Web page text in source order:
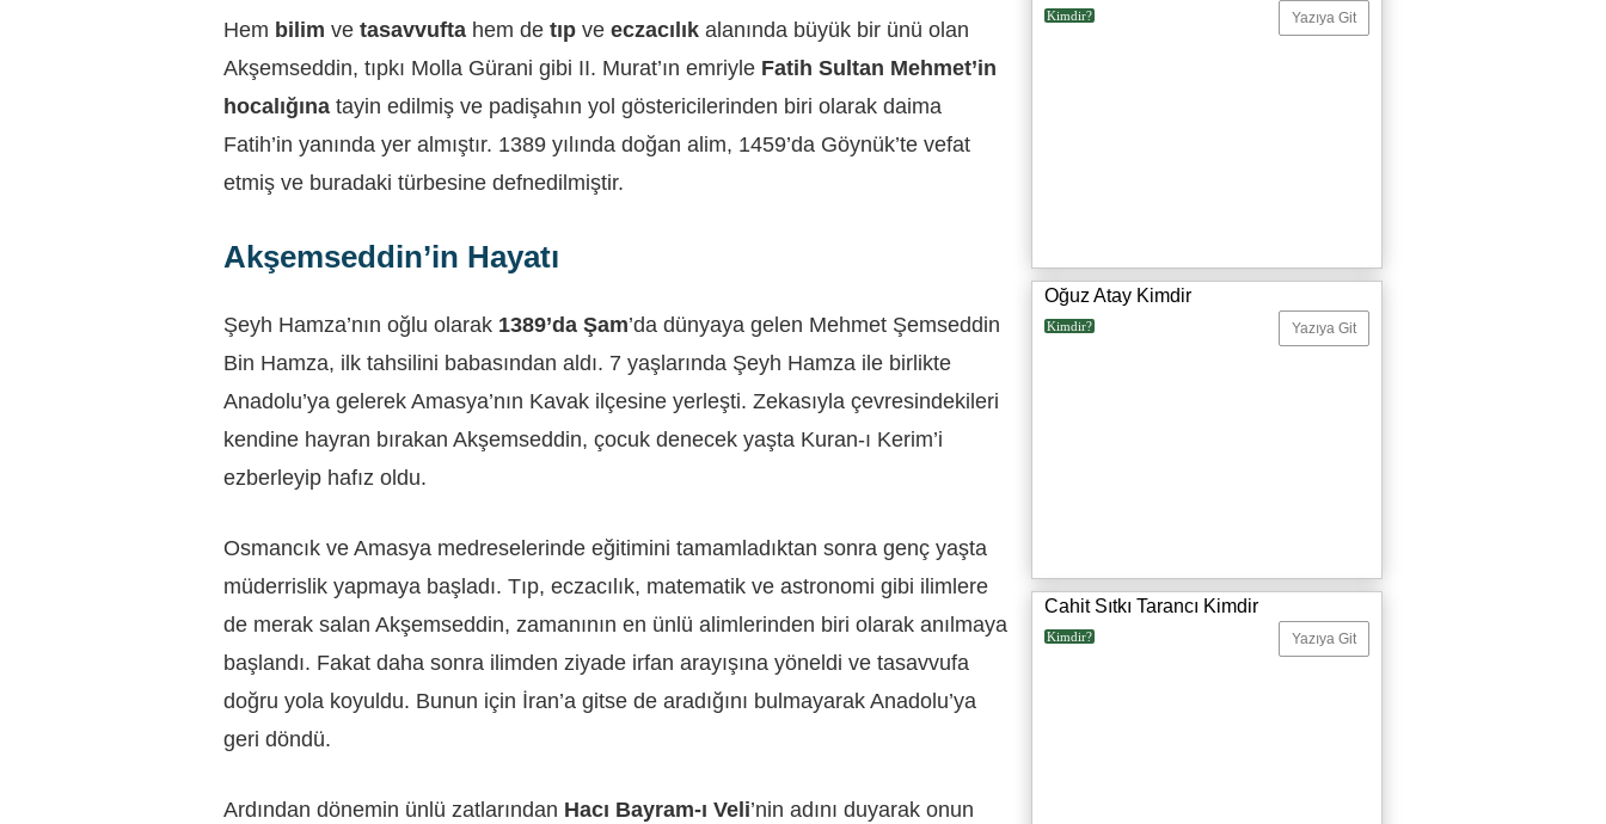
Hem bilim ve tasavvufta hem de tıp ve eczacılık alanında büyük bir ünü olan
Akşemseddin, tıpkı Molla Gürani gibi II. Murat’ın emriyle Fatih Sultan Mehmet’in
hocalığına tayin edilmiş ve padişahın yol göstericilerinden biri olarak daima
Fatih’in yanında yer almıştır. 1389 yılında doğan alim, 1459’da Göynük’te vefat
etmiş ve buradaki türbesine defnedilmiştir.
Akşemseddin’in Hayatı
Şeyh Hamza’nın oğlu olarak 1389’da Şam’da dünyaya gelen Mehmet Şemseddin
Bin Hamza, ilk tahsilini babasından aldı. 7 yaşlarında Şeyh Hamza ile birlikte
Anadolu’ya gelerek Amasya’nın Kavak ilçesine yerleşti. Zekasıyla çevresindekileri
kendine hayran bırakan Akşemseddin, çocuk denecek yaşta Kuran-ı Kerim’i
ezberleyip hafız oldu.
Osmancık ve Amasya medreselerinde eğitimini tamamladıktan sonra genç yaşta
müderrislik yapmaya başladı. Tıp, eczacılık, matematik ve astronomi gibi ilimlere
de merak salan Akşemseddin, zamanının en ünlü alimlerinden biri olarak anılmaya
başlandı. Fakat daha sonra ilimden ziyade irfan arayışına yöneldi ve tasavvufa
doğru yola koyuldu. Bunun için İran’a gitse de aradığını bulmayarak Anadolu’ya
geri döndü.
Ardından dönemin ünlü zatlarından Hacı Bayram-ı Veli’nin adını duyarak onun
Kimdir? Yazıya Git
Oğuz Atay Kimdir
Kimdir? Yazıya Git
Cahit Sıtkı Tarancı Kimdir
Kimdir? Yazıya Git